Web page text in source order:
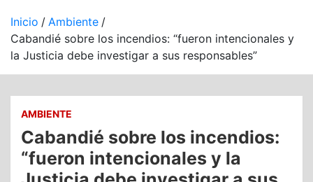
Inicio
Ambiente
Cabandié sobre los incendios: “fueron intencionales y
la Justicia debe investigar a sus responsables”
AMBIENTE
Cabandié sobre los incendios:
“fueron intencionales y la